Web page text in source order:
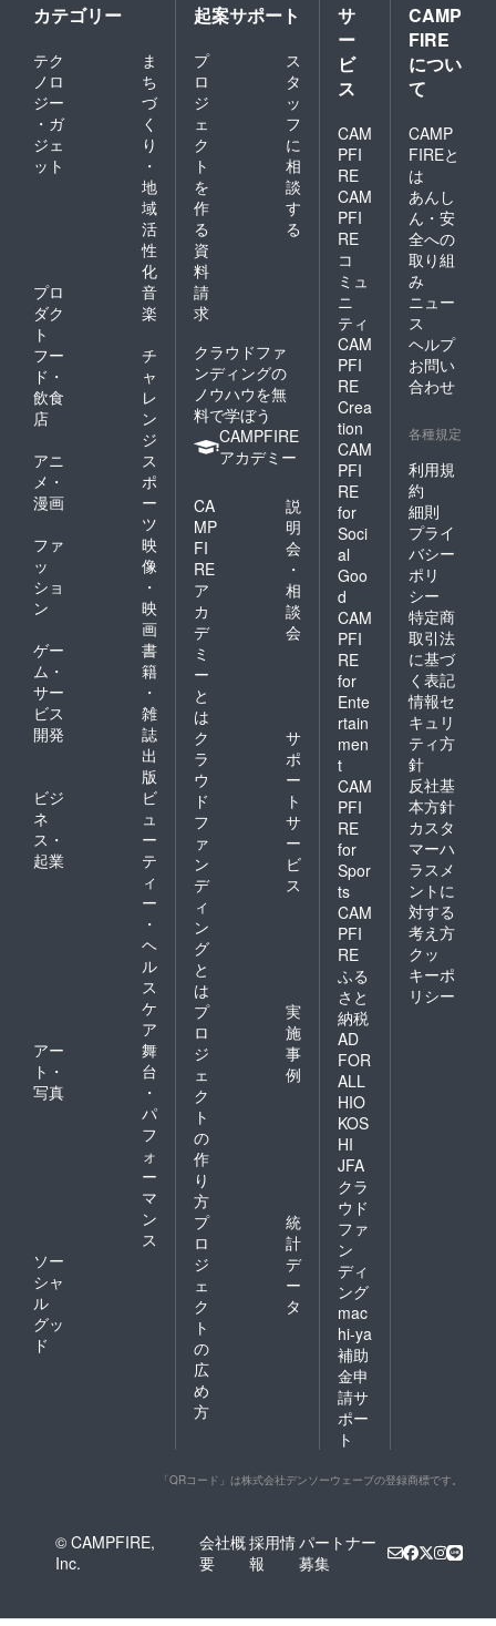
カテゴリー
テク
ノロ
ジー
・ガ
ジェ
ット
ま
ち
づ
く
り
・
地
域
活
性
化
プロ
ダク
ト
音
楽
フー
ド・
飲食
店
チ
ャ
レ
ン
ジ
アニ
メ・
漫画
ス
ポ
ー
ツ
ファ
ッ
ショ
ン
映
像
・
映
画
ゲー
ム・
サー
ビス
開発
書
籍
・
雑
誌
出
版
ビジ
ネ
ス・
起業
ビ
ュ
ー
テ
ィ
ー
・
ヘ
ル
ス
ケ
ア
アー
ト・
写真
舞
台
・
パ
フ
ォ
ー
マ
ン
ス
ソー
シャ
ル
グッ
ド
起案サポート
プ
ロ
ジ
ェ
ク
ト
を
作
る
ス
タ
ッ
フ
に
相
談
す
る
資
料
請
求
クラウドファ
ンディングの
ノウハウを無
料で学ぼう
CAMPFIRE
アカデミー
CA
MP
FI
RE
ア
カ
デ
ミ
ー
と
は
説
明
会
・
相
談
会
ク
ラ
ウ
ド
フ
ァ
ン
デ
ィ
ン
グ
と
は
サ
ポ
ー
ト
サ
ー
ビ
ス
プ
ロ
ジ
ェ
ク
ト
の
作
り
方
実
施
事
例
プ
ロ
ジ
ェ
ク
ト
の
広
め
方
統
計
デ
ー
タ
サ
ー
ビ
ス
CAM
PFI
RE
CAM
PFI
RE
コ
ミュ
ニ
ティ
CAM
PFI
RE
Crea
tion
CAM
PFI
RE
for
Soci
al
Goo
d
CAM
PFI
RE
for
Ente
rtain
men
t
CAM
PFI
RE
for
Spor
ts
CAM
PFI
RE
ふる
さと
納税
AD
FOR
ALL
HIO
KOS
HI
JFA
クラ
ウド
ファ
ン
ディ
ング
mac
hi-ya
補助
金申
請サ
ポー
ト
CAMP
FIRE
につい
て
CAMP
FIREと
は
あんし
ん・安
全への
取り組
み
ニュー
ス
ヘルプ
お問い
合わせ
各種規定
利用規
約
細則
プライ
バシー
ポリ
シー
特定商
取引法
に基づ
く表記
情報セ
キュリ
ティ方
針
反社基
本方針
カスタ
マーハ
ラスメ
ントに
対する
考え方
クッ
キーポ
リシー
「QRコード」は株式会社デンソーウェーブの登録商標です。
© CAMPFIRE,
Inc.
会社概
要
採用情
報
パートナー
募集